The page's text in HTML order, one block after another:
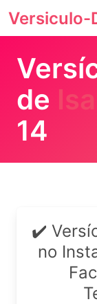
Versiculo-
de
14
✔️
no